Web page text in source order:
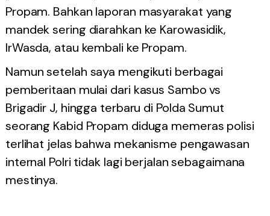
Propam. Bahkan laporan masyarakat yang
mandek sering diarahkan ke Karowasidik,
IrWasda, atau kembali ke Propam.
Namun setelah saya mengikuti berbagai
pemberitaan mulai dari kasus Sambo vs
Brigadir J, hingga terbaru di Polda Sumut
seorang Kabid Propam diduga memeras polisi
terlihat jelas bahwa mekanisme pengawasan
internal Polri tidak lagi berjalan sebagaimana
mestinya.